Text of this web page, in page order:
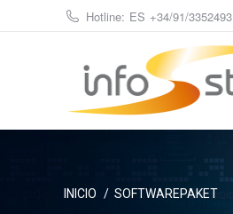
Hotline: ES +34/91/3352493
Estás aquí:
INICIO SOFTWAREPAKET